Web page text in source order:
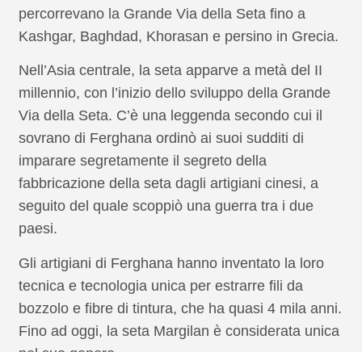
percorrevano la Grande Via della Seta fino a
Kashgar, Baghdad, Khorasan e persino in Grecia.
Nell’Asia centrale, la seta apparve a metà del II
millennio, con l’inizio dello sviluppo della Grande
Via della Seta. C’è una leggenda secondo cui il
sovrano di Ferghana ordinò ai suoi sudditi di
imparare segretamente il segreto della
fabbricazione della seta dagli artigiani cinesi, a
seguito del quale scoppiò una guerra tra i due
paesi.
Gli artigiani di Ferghana hanno inventato la loro
tecnica e tecnologia unica per estrarre fili da
bozzolo e fibre di tintura, che ha quasi 4 mila anni.
Fino ad oggi, la seta Margilan è considerata unica